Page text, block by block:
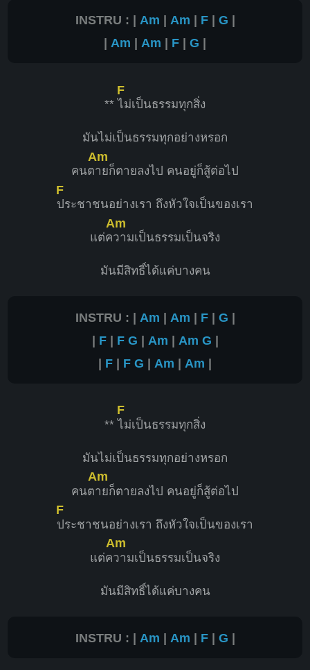
INSTRU : | Am | Am | F| G |
| Am | Am | F | G |
**
F
ไม่เป็นธรรมทุกสิ่ง
มันไม่เป็นธรรมทุกอย่างหรอก
คนต
Am
ายก็ตายลงไป คนอยู่ก็สู้ต่อไป
F
ประชาชนอย่างเรา ถึงหัวใจเป็นของเรา
แต่ค
Am
วามเป็นธรรมเป็นจริง
มันมีสิทธิ์ได้แค่บางคน
INSTRU : | Am | Am | F| G |
| F| F G | Am | Am G |
| F | F G | Am | Am |
**
F
ไม่เป็นธรรมทุกสิ่ง
มันไม่เป็นธรรมทุกอย่างหรอก
คนต
Am
ายก็ตายลงไป คนอยู่ก็สู้ต่อไป
F
ประชาชนอย่างเรา ถึงหัวใจเป็นของเรา
แต่ค
Am
วามเป็นธรรมเป็นจริง
มันมีสิทธิ์ได้แค่บางคน
INSTRU : | Am | Am | F| G |